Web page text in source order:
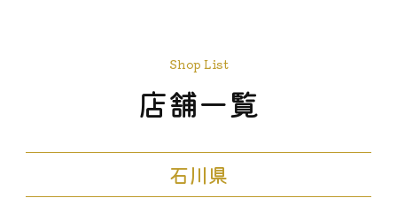
Shop List
店舗一覧
石川県